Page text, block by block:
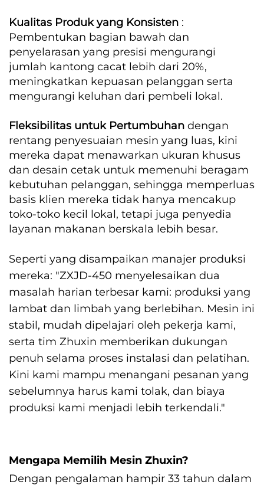
Kualitas Produk yang Konsisten :
Pembentukan bagian bawah dan
penyelarasan yang presisi mengurangi
jumlah kantong cacat lebih dari 20%,
meningkatkan kepuasan pelanggan serta
mengurangi keluhan dari pembeli lokal.
Fleksibilitas untuk Pertumbuhan dengan
rentang penyesuaian mesin yang luas, kini
mereka dapat menawarkan ukuran khusus
dan desain cetak untuk memenuhi beragam
kebutuhan pelanggan, sehingga memperluas
basis klien mereka tidak hanya mencakup
toko-toko kecil lokal, tetapi juga penyedia
layanan makanan berskala lebih besar.
Seperti yang disampaikan manajer produksi
mereka: "ZXJD-450 menyelesaikan dua
masalah harian terbesar kami: produksi yang
lambat dan limbah yang berlebihan. Mesin ini
stabil, mudah dipelajari oleh pekerja kami,
serta tim Zhuxin memberikan dukungan
penuh selama proses instalasi dan pelatihan.
Kini kami mampu menangani pesanan yang
sebelumnya harus kami tolak, dan biaya
produksi kami menjadi lebih terkendali."
Mengapa Memilih Mesin Zhuxin?
Dengan pengalaman hampir 33 tahun dalam